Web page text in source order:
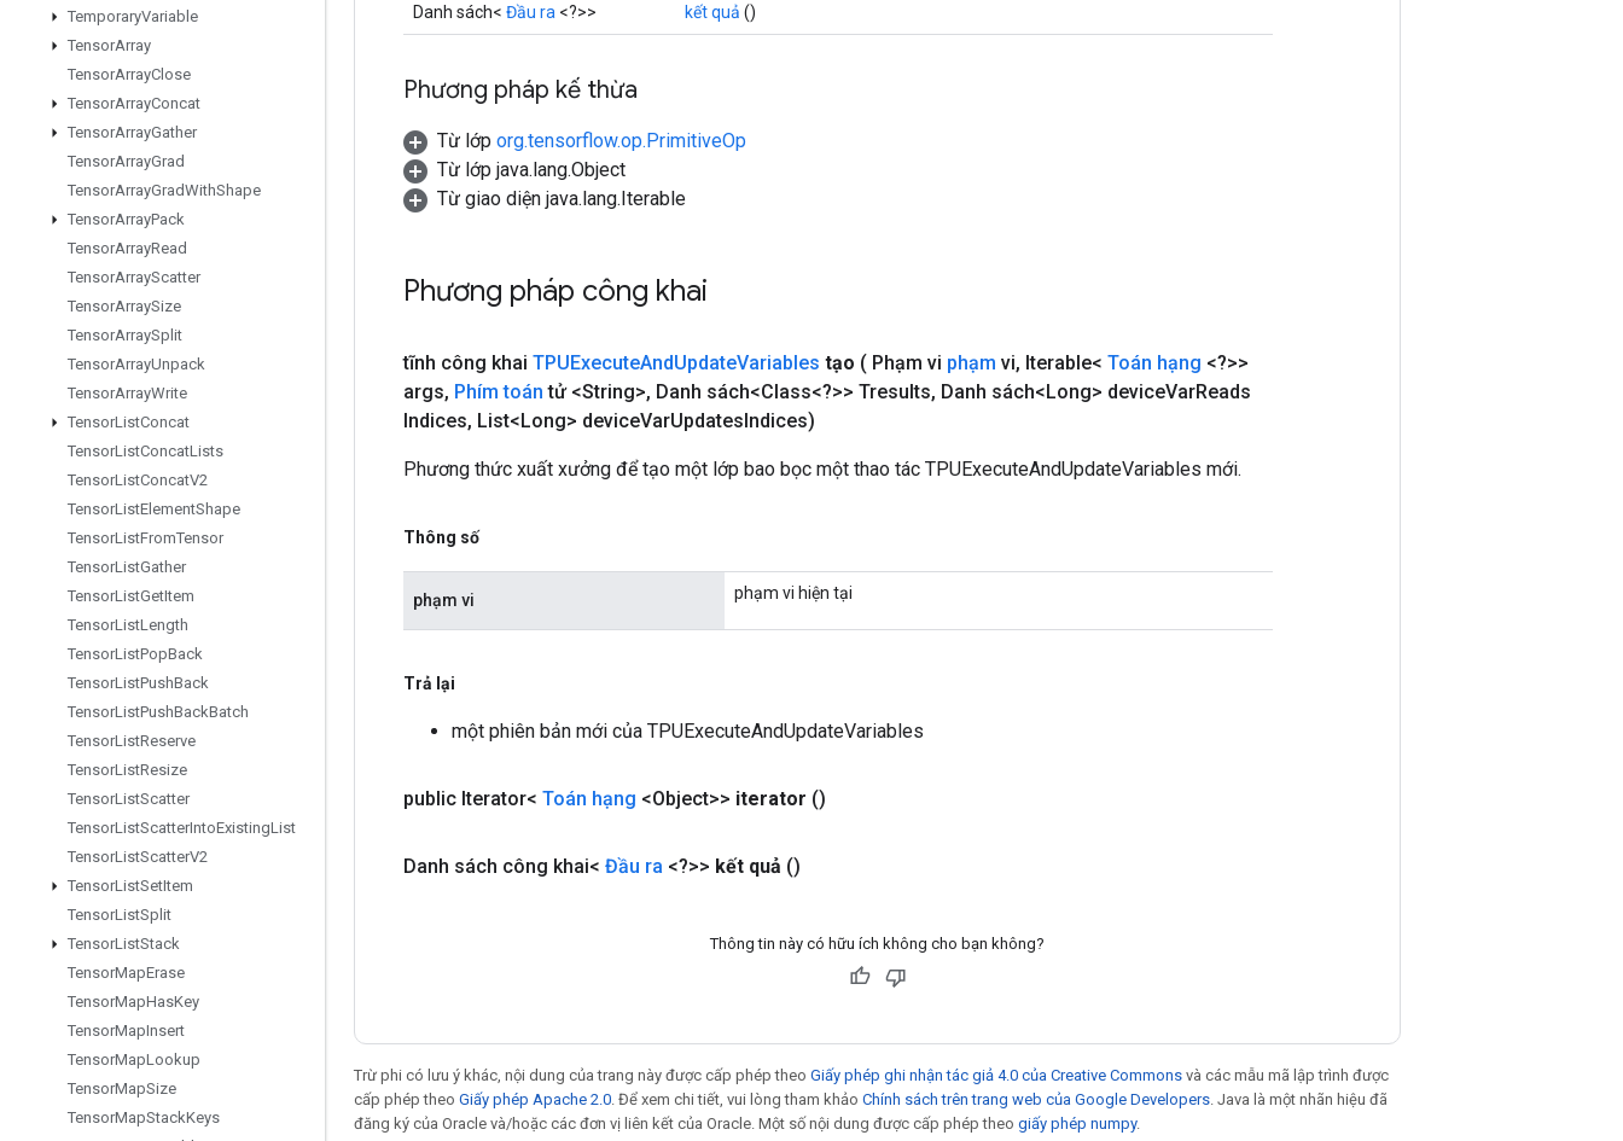
TemporaryVariable
TensorArray
TensorArrayClose
TensorArrayConcat
TensorArrayGather
TensorArrayGrad
TensorArrayGradWithShape
TensorArrayPack
TensorArrayRead
TensorArrayScatter
TensorArraySize
TensorArraySplit
TensorArrayUnpack
TensorArrayWrite
TensorListConcat
TensorListConcatLists
TensorListConcatV2
TensorListElementShape
TensorListFromTensor
TensorListGather
TensorListGetItem
TensorListLength
TensorListPopBack
TensorListPushBack
TensorListPushBackBatch
TensorListReserve
TensorListResize
TensorListScatter
TensorListScatterIntoExistingList
TensorListScatterV2
TensorListSetItem
TensorListSplit
TensorListStack
TensorMapErase
TensorMapHasKey
TensorMapInsert
TensorMapLookup
TensorMapSize
TensorMapStackKeys
Danh sách< Đầu ra <?>> kết quả ()
Phương pháp kế thừa
Từ lớp org.tensorflow.op.PrimitiveOp
Từ lớp java.lang.Object
Từ giao diện java.lang.Iterable
Phương pháp công khai
tĩnh công khai TPUExecuteAndUpdateVariables tạo ( Phạm vi phạm vi, Iterable< Toán hạng <?>>
args, Phím toán tử <String>, Danh sách<Class<?>> Tresults, Danh sách<Long> deviceVarReads
Indices, List<Long> deviceVarUpdatesIndices)
Phương thức xuất xưởng để tạo một lớp bao bọc một thao tác TPUExecuteAndUpdateVariables mới.
Thông số
phạm vi phạm vi hiện tại
Trả lại
một phiên bản mới của TPUExecuteAndUpdateVariables
public Iterator< Toán hạng <Object>> iterator ()
Danh sách công khai< Đầu ra <?>> kết quả ()
Thông tin này có hữu ích không cho bạn không?
Trừ phi có lưu ý khác, nội dung của trang này được cấp phép theo Giấy phép ghi nhận tác giả 4.0 của Creative Commons và các mẫu mã lập trình được
cấp phép theo Giấy phép Apache 2.0 . Để xem chi tiết, vui lòng tham khảo Chính sách trên trang web của Google Developers . Java là một nhãn hiệu đã
đăng ký của Oracle và/hoặc các đơn vị liên kết của Oracle. Một số nội dung được cấp phép theo giấy phép numpy.